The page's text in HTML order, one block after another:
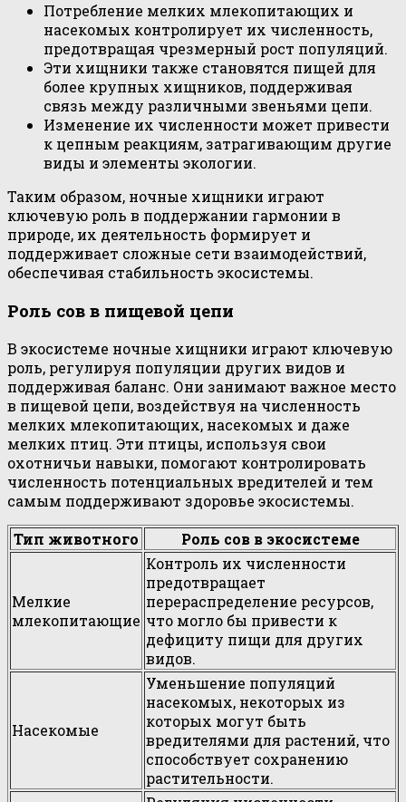
Потребление мелких млекопитающих и
насекомых контролирует их численность,
предотвращая чрезмерный рост популяций.
Эти хищники также становятся пищей для
более крупных хищников, поддерживая
связь между различными звеньями цепи.
Изменение их численности может привести
к цепным реакциям, затрагивающим другие
виды и элементы экологии.
Таким образом, ночные хищники играют
ключевую роль в поддержании гармонии в
природе, их деятельность формирует и
поддерживает сложные сети взаимодействий,
обеспечивая стабильность экосистемы.
Роль сов в пищевой цепи
В экосистеме ночные хищники играют ключевую
роль, регулируя популяции других видов и
поддерживая баланс. Они занимают важное место
в пищевой цепи, воздействуя на численность
мелких млекопитающих, насекомых и даже
мелких птиц. Эти птицы, используя свои
охотничьи навыки, помогают контролировать
численность потенциальных вредителей и тем
самым поддерживают здоровье экосистемы.
Тип животного
Роль сов в экосистеме
Мелкие
млекопитающие
Контроль их численности
предотвращает
перераспределение ресурсов,
что могло бы привести к
дефициту пищи для других
видов.
Насекомые
Уменьшение популяций
насекомых, некоторых из
которых могут быть
вредителями для растений, что
способствует сохранению
растительности.